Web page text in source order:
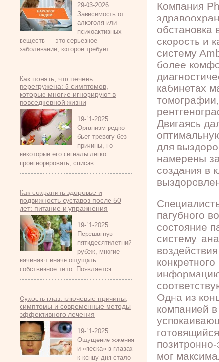
29-03-2026
Зависимость от
алкоголя или
психоактивных
веществ — это серьезное
заболевание, которое требует...
Как понять, что печень
перегружена: 5 симптомов,
которые многие игнорируют в
повседневной жизни
19-11-2025
Организм редко
бьет тревогу без
причины, но
некоторые его сигналы легко
проигнорировать, списав...
Как сохранить здоровье и
подвижность суставов после 50
лет: питание и упражнения
19-11-2025
Перешагнув
пятидесятилетний
рубеж, многие
начинают иначе ощущать
собственное тело. Появляется...
Сухость глаз: ключевые причины,
симптомы и современные методы
эффективного лечения
19-11-2025
Ощущение жжения
и «песка» в глазах
к концу дня стало
Компания
обстановка
скорость и
систему
более
кабинетах
Двигаясь
для
намерены
создания в
пагубного
состояние
систему,
Одна из
компанией
мог